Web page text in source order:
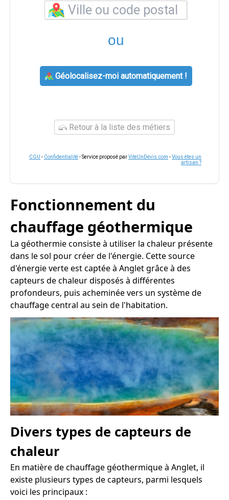
ou
Géolocalisez-moi automatiquement !
Retour à la liste des métiers
CGU - Confidentialité- Service proposé parViteUnDevis.com -Vous êtes un
artisan ?
Fonctionnement du
chauffage géothermique
La géothermie consiste à utiliser la chaleur présente
dans le sol pour créer de l'énergie. Cette source
d'énergie verte est captée à Anglet grâce à des
capteurs de chaleur disposés à différentes
profondeurs, puis acheminée vers un système de
chauffage central au sein de l'habitation.
Divers types de capteurs de
chaleur
En matière de chauffage géothermique à Anglet, il
existe plusieurs types de capteurs, parmi lesquels
voici les principaux :